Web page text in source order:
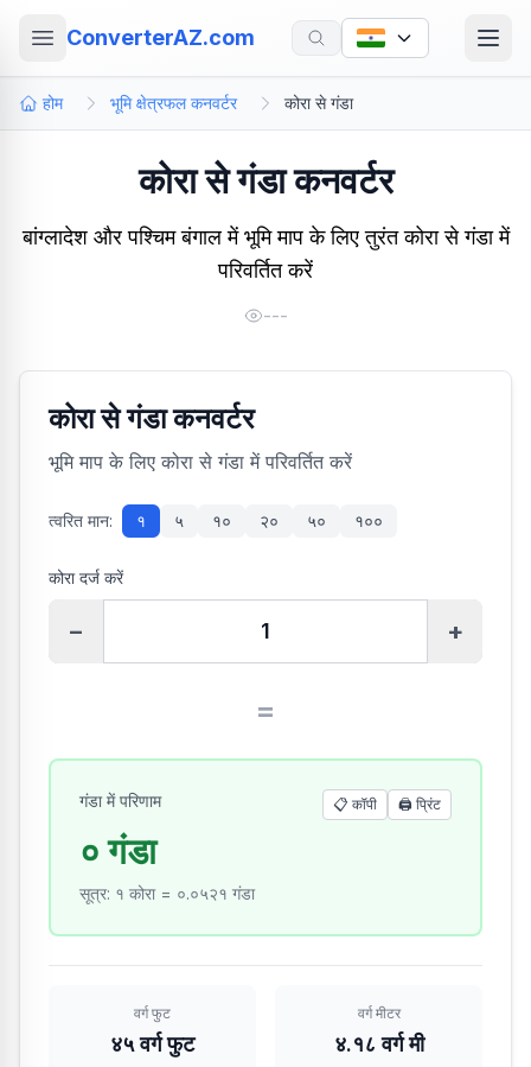
ConverterAZ.com
होम भूमि क्षेत्रफल कनवर्टर कोरा से गंडा
कोरा से गंडा कनवर्टर
बांग्लादेश और पश्चिम बंगाल में भूमि माप के लिए तुरंत कोरा से गंडा में
परिवर्तित करें
---
कोरा से गंडा कनवर्टर
भूमि माप के लिए कोरा से गंडा में परिवर्तित करें
त्वरित मान: १ ५ १० २० ५० १००
कोरा दर्ज करें
− +
=
गंडा में परिणाम 📋 कॉपी 🖨️ प्रिंट
० गंडा
सूत्र: १ कोरा = ०.०५२१ गंडा
वर्ग फुट
४५ वर्ग फुट
वर्ग मीटर
४.१८ वर्ग मी